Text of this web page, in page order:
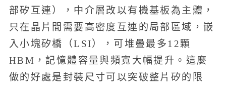
部矽互連），中介層改以有機基板為主體，
只在晶片間需要高密度互連的局部區域，嵌
入小塊矽橋（LSI），可堆疊最多12顆
HBM，記憶體容量與頻寬大幅提升。這麼
做的好處是封裝尺寸可以突破整片矽的限